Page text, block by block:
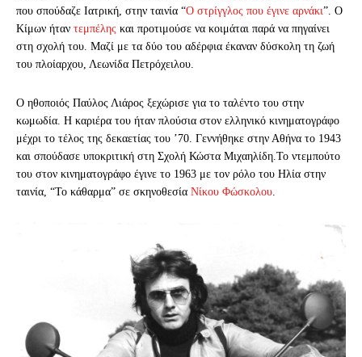
που σπούδαζε Ιατρική, στην ταινία “Ο στρίγγλος που έγινε αρνάκι”. Ο
Κίμων ήταν τεμπέλης και προτιμούσε να κοιμάται παρά να πηγαίνει
στη σχολή του. Μαζί με τα δύο του αδέρφια έκαναν δύσκολη τη ζωή
του πλοίαρχου, Λεωνίδα Πετρόχειλου.
Ο ηθοποιός Παύλος Λιάρος ξεχώρισε για το ταλέντο του στην
κωμωδία. Η καριέρα του ήταν πλούσια στον ελληνικό κινηματογράφο
μέχρι το τέλος της δεκαετίας του ’70. Γεννήθηκε στην Αθήνα το 1943
και σπούδασε υποκριτική στη Σχολή Κώστα Μιχαηλίδη.Το ντεμπούτο
του στον κινηματογράφο έγινε το 1963 με τον ρόλο του Ηλία στην
ταινία, “Το κάθαρμα” σε σκηνοθεσία Νίκου Φώσκολου